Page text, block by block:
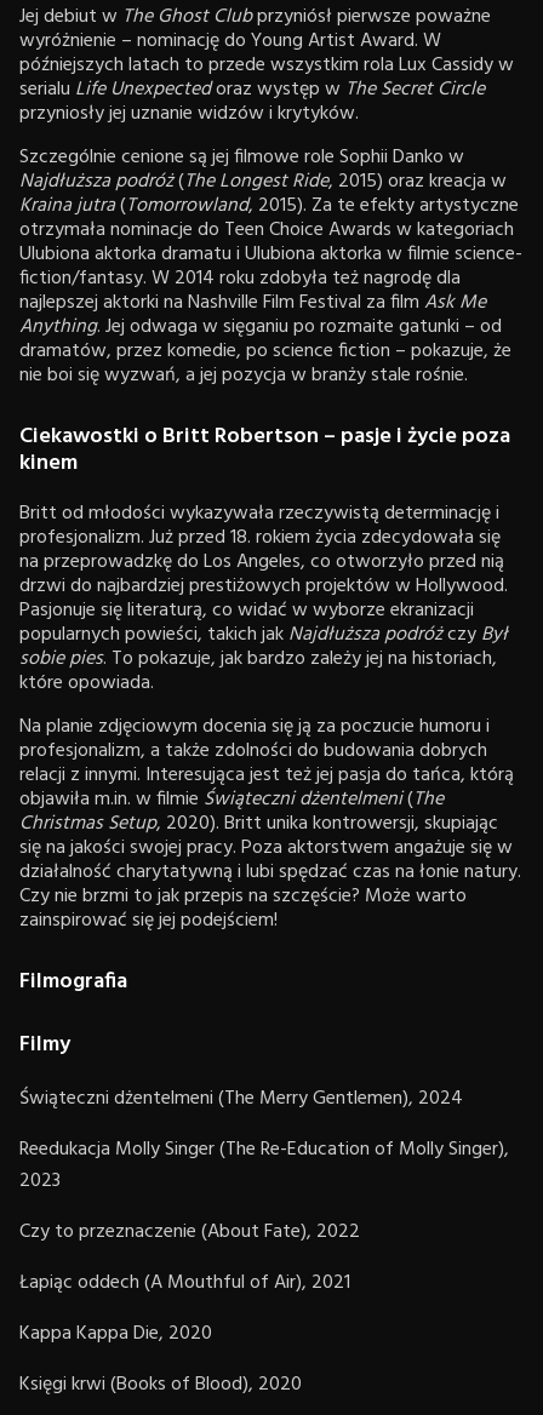
Jej debiut w The Ghost Clubprzyniósł pierwsze poważne
wyróżnienie – nominację do Young Artist Award. W
późniejszych latach to przede wszystkim rola Lux Cassidy w
serialu Life Unexpectedoraz występ w The Secret Circle
przyniosły jej uznanie widzów i krytyków.
Szczególnie cenione są jej filmowe role Sophii Danko w
Najdłuższa podróż(The Longest Ride, 2015) oraz kreacja w
Kraina jutra(Tomorrowland, 2015). Za te efekty artystyczne
otrzymała nominacje do Teen Choice Awards w kategoriach
Ulubiona aktorka dramatu i Ulubiona aktorka w filmie science-
fiction/fantasy. W 2014 roku zdobyła też nagrodę dla
najlepszej aktorki na Nashville Film Festival za filmAsk Me
Anything. Jej odwaga w sięganiu po rozmaite gatunki – od
dramatów, przez komedie, po science fiction – pokazuje, że
nie boi się wyzwań, a jej pozycja w branży stale rośnie.
Ciekawostki o Britt Robertson – pasje i życie poza
kinem
Britt od młodości wykazywała rzeczywistą determinację i
profesjonalizm. Już przed 18. rokiem życia zdecydowała się
na przeprowadzkę do Los Angeles, co otworzyło przed nią
drzwi do najbardziej prestiżowych projektów w Hollywood.
Pasjonuje się literaturą, co widać w wyborze ekranizacji
popularnych powieści, takich jakNajdłuższa podróżczyBył
sobie pies. To pokazuje, jak bardzo zależy jej na historiach,
które opowiada.
Na planie zdjęciowym docenia się ją za poczucie humoru i
profesjonalizm, a także zdolności do budowania dobrych
relacji z innymi. Interesująca jest też jej pasja do tańca, którą
objawiła m.in. w filmie Świąteczni dżentelmeni(The
Christmas Setup, 2020). Britt unika kontrowersji, skupiając
się na jakości swojej pracy. Poza aktorstwem angażuje się w
działalność charytatywną i lubi spędzać czas na łonie natury.
Czy nie brzmi to jak przepis na szczęście? Może warto
zainspirować się jej podejściem!
Filmografia
Filmy
Świąteczni dżentelmeni (The Merry Gentlemen), 2024
Reedukacja Molly Singer (The Re-Education of Molly Singer),
2023
Czy to przeznaczenie (About Fate), 2022
Łapiąc oddech (A Mouthful of Air), 2021
Kappa Kappa Die, 2020
Księgi krwi (Books of Blood), 2020